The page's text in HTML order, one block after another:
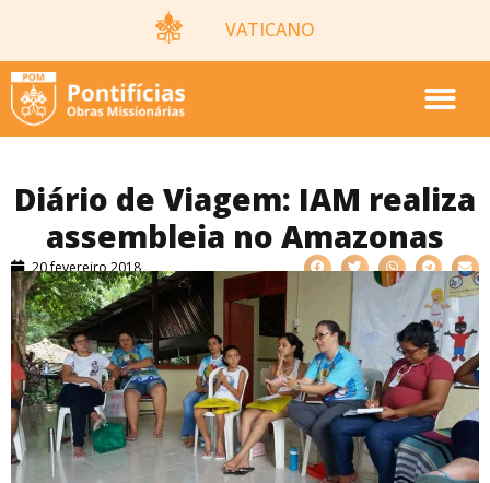
VATICANO
Diário de Viagem: IAM realiza
assembleia no Amazonas
20 fevereiro 2018